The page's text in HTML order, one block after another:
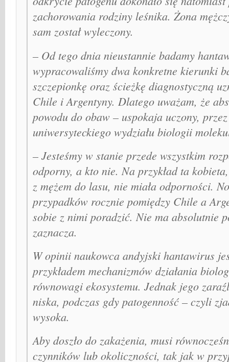
zachorowania rodziny leśnika. Żona
sam został wyleczony.
– Od tego dnia nieustannie badamy
wypracowaliśmy dwa konkretne kierunki
szczepionkę oraz ścieżkę diagnostyczną
Chile i Argentyny. Dlatego uważam, że
powodu do obaw – uspokaja uczony,
uniwersyteckiego wydziału biologii
– Jesteśmy w stanie przede wszystkim
odporny, a kto nie. Na przykład ta
z mężem do lasu, nie miała odporności.
przypadków rocznie pomiędzy Chile a
sobie z nimi poradzić. Nie ma absolutnie
zaznacza.
W opinii naukowca andyjski hantawirus
przykładem mechanizmów działania
równowagi ekosystemu. Jednak jego
niska, podczas gdy patogenność – czyli
wysoka.
Aby doszło do zakażenia, musi
czynników lub okoliczności, tak jak w